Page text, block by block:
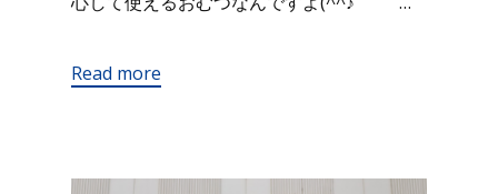
Read more